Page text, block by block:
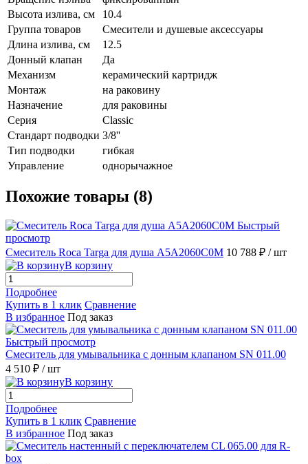
Высота излива, см
10.4
Группа товаров
Смесители и душевые аксессуары
Длина излива, см
12.5
Донный клапан
Да
Механизм
керамический картридж
Монтаж
на раковину
Назначение
для раковины
Серия
Classic
Стандарт подводки 3/8''
Тип подводки
гибкая
Управление
однорычажное
Похожие товары (8)
Быстрый
просмотр
Смеситель Roca Targa для душа A5A2060C0M 10 788 ₽ / шт
В корзину
Подробнее
Купить в 1 клик Сравнение
В избранное Под заказ
Быстрый просмотр
Смеситель для умывальника с донным клапаном SN 011.00
4 510 ₽ / шт
В корзину
Подробнее
Купить в 1 клик Сравнение
В избранное Под заказ